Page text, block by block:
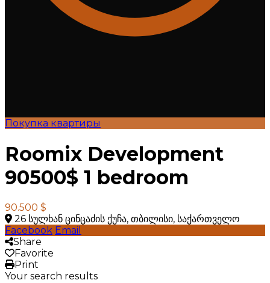
Покупка квартиры
Roomix Development
90500$ 1 bedroom
90.500 $
26 სულხან ცინცაძის ქუჩა, თბილისი, საქართველო
Facebook Email
Share
Favorite
Print
Your search results